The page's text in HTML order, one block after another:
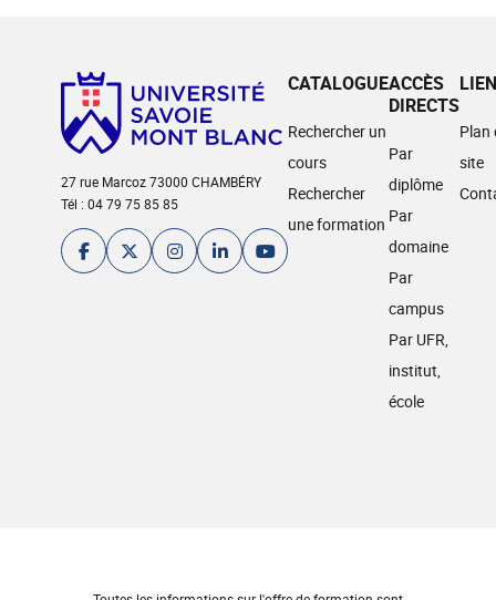
27 rue Marcoz 73000 CHAMBÉRY
Tél : 04 79 75 85 85
CATALOGUE
Rechercher un
cours
Rechercher
une formation
ACCÈS
DIRECTS
Par
diplôme
Par
domaine
Par
campus
Par UFR,
institut,
école
Plan
site